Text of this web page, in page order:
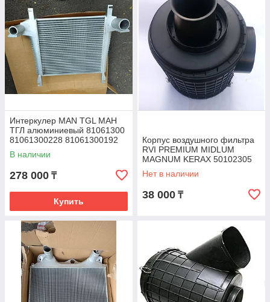
Интеркулер MAN TGL МАН
ТГЛ алюминиевый 81061300
81061300228 81061300192
В наличии
278 000 ₸
Купить
Корпус воздушного фильтра
RVI PREMIUM MIDLUM
MAGNUM KERAX 50102305
Нет в наличии
38 000 ₸